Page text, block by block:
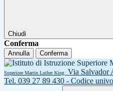
Chiudi
Conferma
Annulla Conferma
Superiore Martin Luther King
Via Salvador
Tel. 039 27 89 430 - Codice